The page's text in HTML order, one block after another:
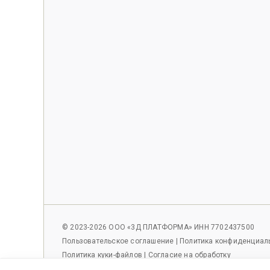
© 2023-2026 ООО «3Д ПЛАТФОРМА» ИНН 7702437500
Пользовательское соглашение | Политика
Политика куки-файлов | Согласие на обработку